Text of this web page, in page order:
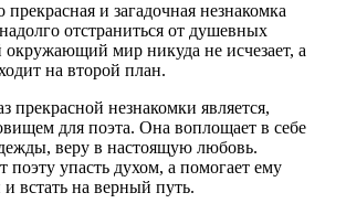
и загадочная незнакомка
отстраниться от душевных
окружающий мир никуда не исчезает, а
на второй план.
прекрасной незнакомки является,
для поэта. Она воплощает в себе
веру в настоящую любовь.
поэту упасть духом, а помогает ему
встать на верный путь.